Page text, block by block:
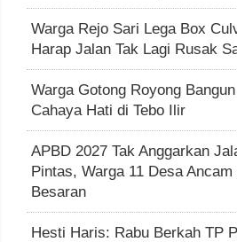
Warga Rejo Sari Lega Box
Harap Jalan Tak Lagi Rusak
Warga Gotong Royong
Cahaya Hati di Tebo Ilir
APBD 2027 Tak Anggarkan
Pintas, Warga 11 Desa
Besaran
Hesti Haris: Rabu Berkah TP